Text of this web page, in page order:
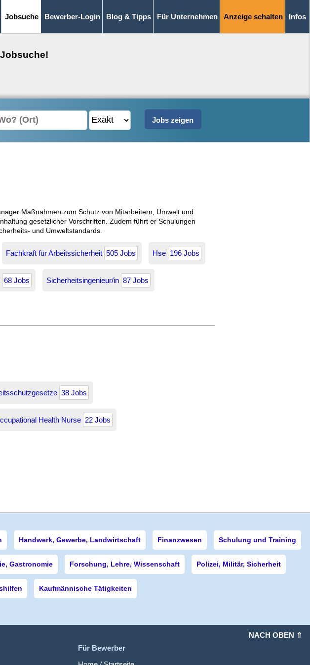
Jobsuche Bewerber-Login Blog & Tipps Für Unternehmen Anzeige schalten Infos
Maßnahmen zum Schutz von Mitarbeitern, Umwelt und
gesetzlicher Vorschriften. Zudem führt er Schulungen
und Umweltstandards.
Fachkraft für Arbeitssicherheit 505 Jobs Hse 196 Jobs
68 Jobs Sicherheitsingenieur/in 87 Jobs
38 Jobs
Health Nurse 22 Jobs
Handwerk, Gewerbe, Landwirtschaft Finanzwesen Schulung und Training
Gastronomie Forschung, Lehre, Wissenschaft Polizei, Militär, Sicherheit
Kaufmännische Tätigkeiten
NACH OBEN ⇑
Für Bewerber